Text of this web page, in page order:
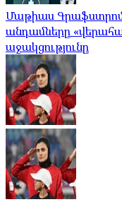
Մաթիաս
անդամները
աջակցությունը